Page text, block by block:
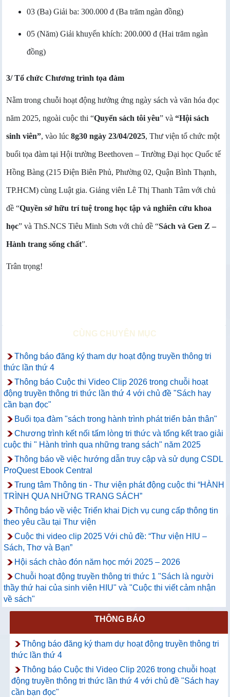
03 (Ba) Giải ba: 300.000 đ (Ba trăm ngàn đồng)
05 (Năm) Giải khuyến khích: 200.000 đ (Hai trăm ngàn
đồng)
3/ Tổ chức Chương trình tọa đàm
Nằm trong chuỗi hoạt động hưởng ứng ngày sách và văn hóa đọc
năm 2025, ngoài cuộc thi “Quyển sách tôi yêu” và “Hội sách
sinh viên”, vào lúc 8g30 ngày 23/04/2025, Thư viện tổ chức một
buổi tọa đàm tại Hội trường Beethoven – Trường Đại học Quốc tế
Hồng Bàng (215 Điện Biên Phủ, Phường 02, Quận Bình Thạnh,
TP.HCM) cùng Luật gia. Giảng viên Lê Thị Thanh Tâm với chủ
đề “Quyền sở hữu trí tuệ trong học tập và nghiên cứu khoa
học” và ThS.NCS Tiêu Minh Sơn với chủ đề “Sách và Gen Z –
Hành trang sống chất”.
Trân trọng!
CÙNG CHUYÊN MỤC
Thông báo đăng ký tham dự hoạt động truyền thông tri
thức lần thứ 4
Thông báo Cuộc thi Video Clip 2026 trong chuỗi hoạt
động truyền thông tri thức lần thứ 4 với chủ đề "Sách hay
cần bạn đọc"
Buổi tọa đàm "sách trong hành trình phát triển bản thân"
Chương trình kết nối tấm lòng tri thức và tổng kết trao giải
cuộc thi " Hành trình qua những trang sách" năm 2025
Thông báo về việc hướng dẫn truy cập và sử dụng CSDL
ProQuest Ebook Central
Trung tâm Thông tin - Thư viện phát động cuộc thi “HÀNH
TRÌNH QUA NHỮNG TRANG SÁCH”
Thông báo về việc Triển khai Dịch vụ cung cấp thông tin
theo yêu cầu tại Thư viện
Cuộc thi video clip 2025 Với chủ đề: “Thư viện HIU –
Sách, Thơ và Bạn”
Hội sách chào đón năm học mới 2025 – 2026
Chuỗi hoạt động truyền thông tri thức 1 "Sách là người
thầy thứ hai của sinh viên HIU" và "Cuộc thi viết cảm nhận
về sách"
THÔNG BÁO
Thông báo đăng ký tham dự hoạt động truyền thông tri
thức lần thứ 4
Thông báo Cuộc thi Video Clip 2026 trong chuỗi hoạt
động truyền thông tri thức lần thứ 4 với chủ đề "Sách hay
cần bạn đọc"